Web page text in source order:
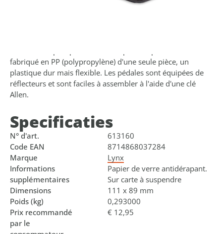
milieu. Le roulement breveté en PA (plastique hautement
fabriqué en PP (polypropylène) d'une seule pièce, un
plastique dur mais flexible. Les pédales sont équipées de
réflecteurs et sont faciles à assembler à l'aide d'une clé
Allen.
Specificaties
N° d'art.
613160
Code EAN
8714868037284
Marque
Lynx
Informations
supplémentaires
Papier de verre antidérapant.
Sur carte à suspendre
Dimensions
111 x 89 mm
Poids (kg)
0,293000
Prix recommandé
par le
€ 12,95